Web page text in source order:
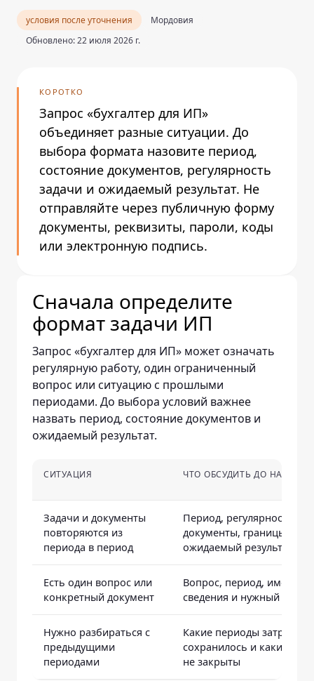
условия после уточнения
Мордовия
Обновлено: 22 июля 2026 г.
КОРОТКО
Запрос «бухгалтер для ИП»
объединяет разные ситуации. До
выбора формата назовите период,
состояние документов, регулярность
задачи и ожидаемый результат. Не
отправляйте через публичную форму
документы, реквизиты, пароли, коды
или электронную подпись.
Сначала определите
формат задачи ИП
Запрос «бухгалтер для ИП» может означать
регулярную работу, один ограниченный
вопрос или ситуацию с прошлыми
периодами. До выбора условий важнее
назвать период, состояние документов и
ожидаемый результат.
СИТУАЦИЯ ЧТО ОБСУДИТЬ ДО НАЧАЛА
Задачи и документы
повторяются из
периода в период
Период, регулярность,
документы, границы
ожидаемый результат
Есть один вопрос или
конкретный документ
Вопрос, период,
сведения и нужный
Нужно разбираться с
предыдущими
периодами
Какие периоды
сохранилось и какие
не закрыты